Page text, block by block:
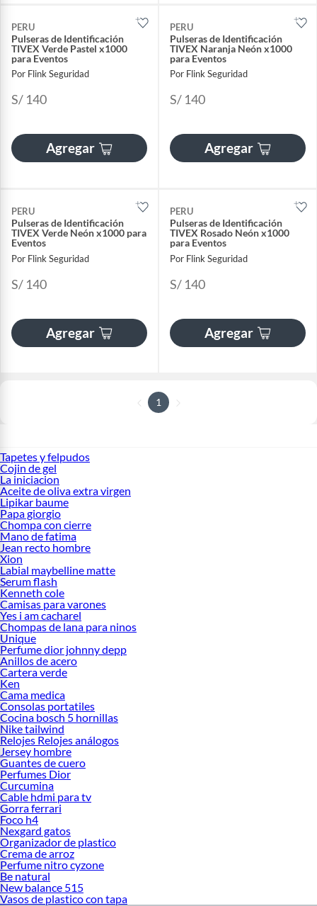
PERU
Pulseras de Identificación
TIVEX Verde Pastel x1000
para Eventos
Por Flink Seguridad
S/ 140
Agregar
PERU
Pulseras de Identificación
TIVEX Naranja Neón x1000
para Eventos
Por Flink Seguridad
S/ 140
Agregar
PERU
Pulseras de Identificación
TIVEX Verde Neón x1000 para
Eventos
Por Flink Seguridad
S/ 140
Agregar
PERU
Pulseras de Identificación
TIVEX Rosado Neón x1000
para Eventos
Por Flink Seguridad
S/ 140
Agregar
1
Tapetes y felpudos
Cojin de gel
La iniciacion
Aceite de oliva extra virgen
Lipikar baume
Papa giorgio
Chompa con cierre
Mano de fatima
Jean recto hombre
Xion
Labial maybelline matte
Serum flash
Kenneth cole
Camisas para varones
Yes i am cacharel
Chompas de lana para ninos
Unique
Perfume dior johnny depp
Anillos de acero
Cartera verde
Ken
Cama medica
Consolas portatiles
Cocina bosch 5 hornillas
Nike tailwind
Relojes Relojes análogos
Jersey hombre
Guantes de cuero
Perfumes Dior
Curcumina
Cable hdmi para tv
Gorra ferrari
Foco h4
Nexgard gatos
Organizador de plastico
Crema de arroz
Perfume nitro cyzone
Be natural
New balance 515
Vasos de plastico con tapa